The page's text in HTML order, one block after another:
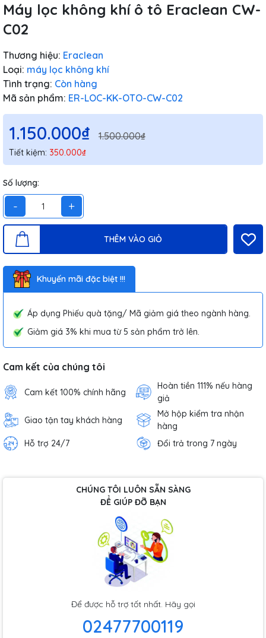
Máy lọc không khí ô tô Eraclean CW-
C02
Thương hiệu: Eraclean
Loại: máy lọc không khí
Tình trạng: Còn hàng
Mã sản phẩm: ER-LOC-KK-OTO-CW-C02
1.150.000₫ 1.500.000₫
Tiết kiệm: 350.000₫
Số lượng:
- +
THÊM VÀO GIỎ
Khuyến mãi đặc biệt !!!
Áp dụng Phiếu quà tặng/ Mã giảm giá theo ngành hàng.
Giảm giá 3% khi mua từ 5 sản phẩm trở lên.
Cam kết của chúng tôi
Cam kết 100% chính hãng
Hoàn tiền 111% nếu hàng
giả
Giao tận tay khách hàng
Mở hộp kiểm tra nhận
hàng
Hỗ trợ 24/7
Đổi trả trong 7 ngày
CHÚNG TÔI LUÔN SẴN SÀNG
ĐỂ GIÚP ĐỠ BẠN
Để được hỗ trợ tốt nhất. Hãy gọi
02477700119